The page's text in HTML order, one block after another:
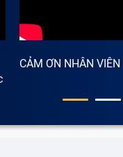
CẢM ƠN NHÂN VIÊN